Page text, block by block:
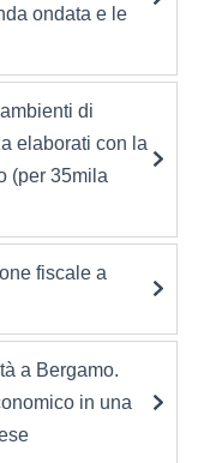
ondata e le
di
elaborati con la
(per 35mila
fiscale a
a Bergamo.
in una